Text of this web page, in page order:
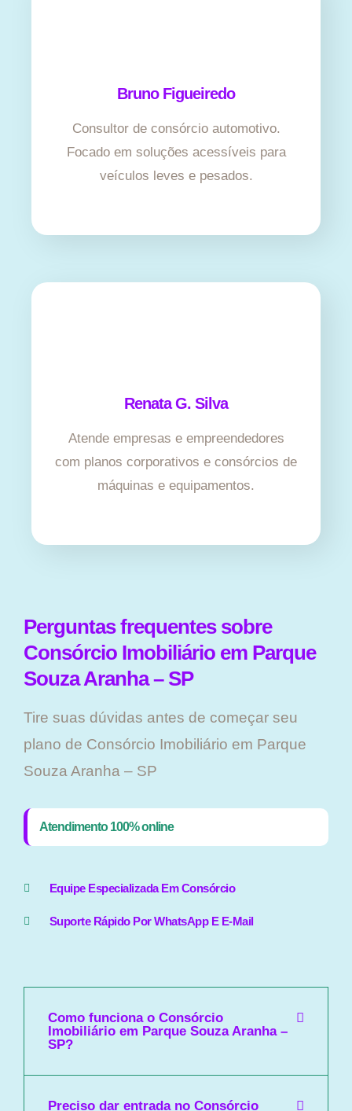
Bruno Figueiredo
Consultor de consórcio automotivo.
Focado em soluções acessíveis para
veículos leves e pesados.
Renata G. Silva
Atende empresas e empreendedores
com planos corporativos e consórcios de
máquinas e equipamentos.
Perguntas frequentes sobre
Consórcio Imobiliário em Parque
Souza Aranha – SP
Tire suas dúvidas antes de começar seu
plano ​de Consórcio Imobiliário em Parque
Souza Aranha – SP
Atendimento 100% online
Equipe Especializada Em Consórcio
Suporte Rápido Por WhatsApp E E-Mail
Como funciona o Consórcio
Imobiliário em Parque Souza Aranha –
SP?
Preciso dar entrada no Consórcio